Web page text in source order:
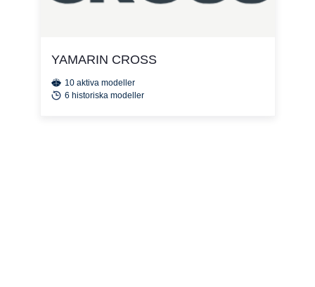
YAMARIN CROSS
10 aktiva modeller
6 historiska modeller